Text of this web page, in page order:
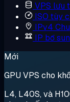
VPS lưu
ISO tùy
IPv4
IP bổ
Mới
GPU VPS cho
L4, L40S, và